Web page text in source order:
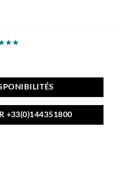
+33(0)144351800